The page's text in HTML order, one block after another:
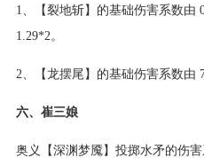
1、【裂地斩】的基础伤害系数由
1.29*2。
2、【龙摆尾】的基础伤害系数由
六、崔三娘
奥义【深渊梦魇】投掷水矛的伤